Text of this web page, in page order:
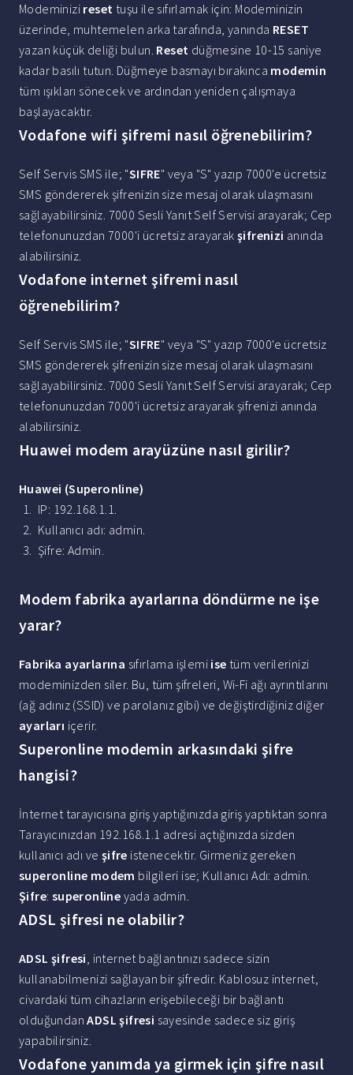
Modeminizi reset tuşu ile sıfırlamak için: Modeminizin
üzerinde, muhtemelen arka tarafında, yanında RESET
yazan küçük deliği bulun. Reset düğmesine 10-15 saniye
kadar basılı tutun. Düğmeye basmayı bırakınca modemin
tüm ışıkları sönecek ve ardından yeniden çalışmaya
başlayacaktır.
Vodafone wifi şifremi nasıl öğrenebilirim?
Self Servis SMS ile; "SIFRE" veya "S" yazıp 7000'e ücretsiz
SMS göndererek şifrenizin size mesaj olarak ulaşmasını
sağlayabilirsiniz. 7000 Sesli Yanıt Self Servisi arayarak; Cep
telefonunuzdan 7000'i ücretsiz arayarak şifrenizi anında
alabilirsiniz.
Vodafone internet şifremi nasıl
öğrenebilirim?
Self Servis SMS ile; "SIFRE" veya "S" yazıp 7000'e ücretsiz
SMS göndererek şifrenizin size mesaj olarak ulaşmasını
sağlayabilirsiniz. 7000 Sesli Yanıt Self Servisi arayarak; Cep
telefonunuzdan 7000'i ücretsiz arayarak şifrenizi anında
alabilirsiniz.
Huawei modem arayüzüne nasıl girilir?
Huawei (Superonline)
IP: 192.168.1.1.
Kullanıcı adı: admin.
Şifre: Admin.
Modem fabrika ayarlarına döndürme ne işe
yarar?
Fabrika ayarlarına sıfırlama işlemi ise tüm verilerinizi
modeminizden siler. Bu, tüm şifreleri, Wi-Fi ağı ayrıntılarını
(ağ adınız (SSID) ve parolanız gibi) ve değiştirdiğiniz diğer
ayarları içerir.
Superonline modemin arkasındaki şifre
hangisi?
İnternet tarayıcısına giriş yaptığınızda giriş yaptıktan sonra
Tarayıcınızdan 192.168.1.1 adresi açtığınızda sizden
kullanıcı adı ve şifre istenecektir. Girmeniz gereken
superonline modem bilgileri ise; Kullanıcı Adı: admin.
Şifre: superonline yada admin.
ADSL şifresi ne olabilir?
ADSL şifresi, internet bağlantınızı sadece sizin
kullanabilmenizi sağlayan bir şifredir. Kablosuz internet,
civardaki tüm cihazların erişebileceği bir bağlantı
olduğundanADSL şifresi sayesinde sadece siz giriş
yapabilirsiniz.
Vodafone yanımda ya girmek için şifre nasıl